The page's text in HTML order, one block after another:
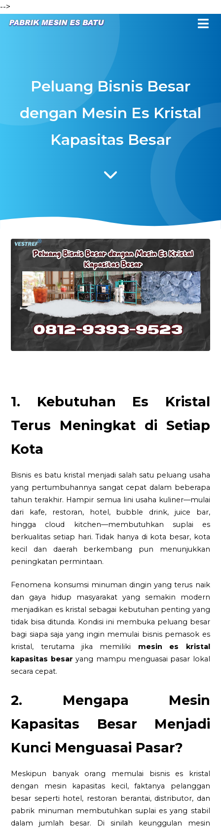
-->
Peluang Bisnis Besar
dengan Mesin Es Kristal
Kapasitas Besar
1. Kebutuhan Es Kristal
Terus Meningkat di Setiap
Kota
Bisnis es batu kristal menjadi salah satu peluang usaha
yang pertumbuhannya sangat cepat dalam beberapa
tahun terakhir. Hampir semua lini usaha kuliner—mulai
dari kafe, restoran, hotel, bubble drink, juice bar,
hingga cloud kitchen—membutuhkan suplai es
berkualitas setiap hari. Tidak hanya di kota besar, kota
kecil dan daerah berkembang pun menunjukkan
peningkatan permintaan.
Fenomena konsumsi minuman dingin yang terus naik
dan gaya hidup masyarakat yang semakin modern
menjadikan es kristal sebagai kebutuhan penting yang
tidak bisa ditunda. Kondisi ini membuka peluang besar
bagi siapa saja yang ingin memulai bisnis pemasok es
kristal, terutama jika memiliki mesin es kristal
kapasitas besar yang mampu menguasai pasar lokal
secara cepat.
2. Mengapa Mesin
Kapasitas Besar Menjadi
Kunci Menguasai Pasar?
Meskipun banyak orang memulai bisnis es kristal
dengan mesin kapasitas kecil, faktanya pelanggan
besar seperti hotel, restoran berantai, distributor, dan
pabrik minuman membutuhkan suplai es yang stabil
dalam jumlah besar. Di sinilah keunggulan mesin